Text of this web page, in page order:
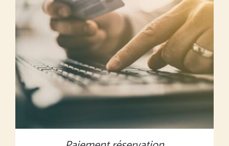
MONTANT À DÉFINIR DÉTAILS